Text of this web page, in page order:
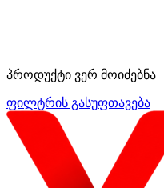
პროდუქტი ვერ მოიძებნა
ფილტრის გასუფთავება